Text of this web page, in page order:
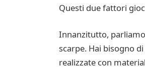
Questi due fattori
Innanzitutto,
scarpe. Hai bisogno
realizzate con